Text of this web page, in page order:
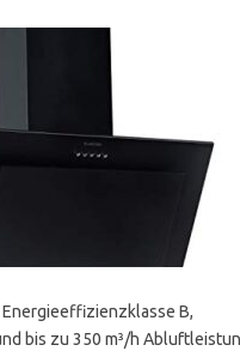
B,
bis zu 350 m³/h